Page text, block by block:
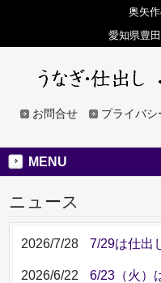
奥矢
愛知県豊
お問合せ プライバシ
MENU
ニュース
2026/7/28 7/29は仕出
2026/6/22 6/23（火）